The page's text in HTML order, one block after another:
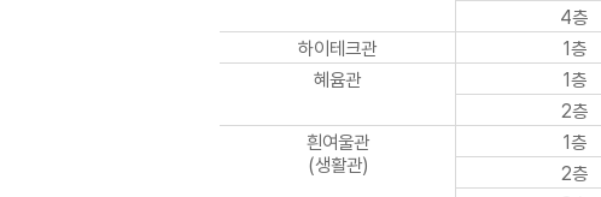
4층
하이테크관
1층
혜윰관
1층
2층
흰여울관
(생활관)
1층
2층